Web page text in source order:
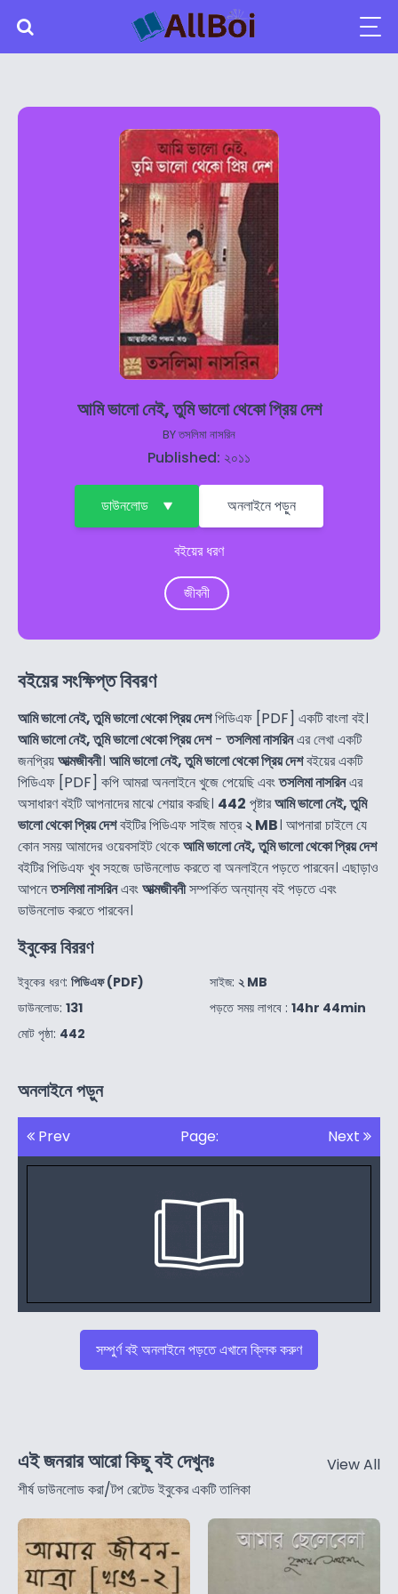
আমি ভালো নেই, তুমি ভালো থেকো প্রিয় দেশ
BYতসলিমা নাসরিন
Published: ২০১১
ডাউনলোড অনলাইনে পড়ুন
বইয়ের ধরণ
জীবনী
বইয়ের সংক্ষিপ্ত বিবরণ
আমি ভালো নেই, তুমি ভালো থেকো প্রিয় দেশপিডিএফ [PDF] একটি বাংলা বই।
আমি ভালো নেই, তুমি ভালো থেকো প্রিয় দেশ-তসলিমা নাসরিনএর লেখা একটি
জনপ্রিয়আত্মজীবনী। আমি ভালো নেই, তুমি ভালো থেকো প্রিয় দেশবইয়ের একটি
পিডিএফ [PDF] কপি আমরা অনলাইনে খুজে পেয়েছি এবংতসলিমা নাসরিনএর
অসাধারণ বইটি আপনাদের মাঝে শেয়ার করছি। 442 পৃষ্টারআমি ভালো নেই, তুমি
ভালো থেকো প্রিয় দেশবইটির পিডিএফ সাইজ মাত্র২ MB। আপনারা চাইলে যে
কোন সময় আমাদের ওয়েবসাইট থেকেআমি ভালো নেই, তুমি ভালো থেকো প্রিয় দেশ
বইটির পিডিএফ খুব সহজে ডাউনলোড করতে বা অনলাইনে পড়তে পারবেন। এছাড়াও
আপনেতসলিমা নাসরিনএবংআত্মজীবনীসম্পর্কিত অন্যান্য বই পড়তে এবং
ডাউনলোড করতে পারবেন।
ইবুকের বিররণ
ইবুকের ধরণ: পিডিএফ (PDF)
ডাউনলোড: 131
মোট পৃষ্ঠা: 442
সাইজ: ২ MB
পড়তে সময় লাগবে : 14hr 44min
অনলাইনে পড়ুন
Prev Page: Next
সম্পুর্ণ বই অনলাইনে পড়তে এখানে ক্লিক করুণ
এই জনরার আরো কিছু বই দেখুনঃ
শীর্ষ ডাউনলোড করা/টপ রেটেড ইবুকের একটি তালিকা
View All